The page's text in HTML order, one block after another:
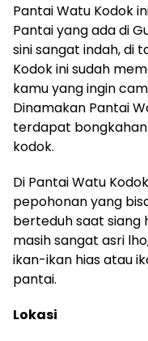
Pantai Watu Kodok
Pantai yang ada di
sini sangat indah, di
Kodok ini sudah
kamu yang ingin
Dinamakan Pantai
terdapat
kodok.
Di Pantai Watu
pepohonan yang
berteduh saat siang
masih sangat asri
ikan-ikan hias atau
pantai.
Lokasi